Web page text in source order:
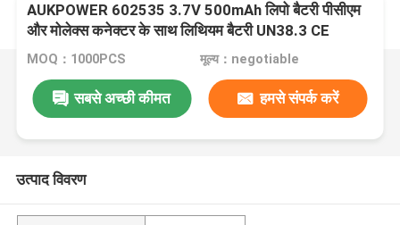
AUKPOWER 602535 3.7V 500mAh लिपो बैटरी पीसीएम
और मोलेक्स कनेक्टर के साथ लिथियम बैटरी UN38.3 CE
IEC62133
MOQ：1000PCS मूल्य：negotiable
सबसे अच्छी कीमत हमसे संपर्क करें
उत्पाद विवरण